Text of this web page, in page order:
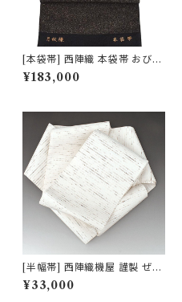
[本袋帯] 西陣織 本袋帯 おび工
房たなか 謹製 夜空の月文様 砂
子金帯 正絹 日本製(商品番号:1
¥183,000
[半幅帯] 西陣織機屋 謹製 ぜん
まい紬 正絹 日本製(商品番号:1
7046)
¥33,000